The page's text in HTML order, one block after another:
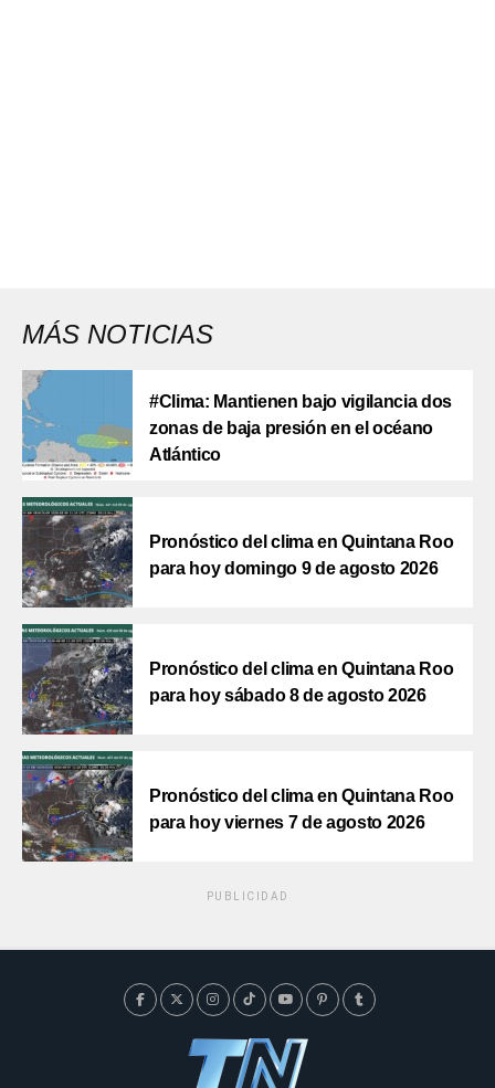
MÁS NOTICIAS
#Clima: Mantienen bajo vigilancia dos
zonas de baja presión en el océano
Atlántico
Pronóstico del clima en Quintana Roo
para hoy domingo 9 de agosto 2026
Pronóstico del clima en Quintana Roo
para hoy sábado 8 de agosto 2026
Pronóstico del clima en Quintana Roo
para hoy viernes 7 de agosto 2026
PUBLICIDAD